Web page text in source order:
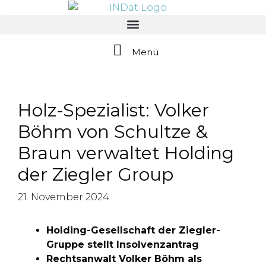
Menü
Holz-Spezialist: Volker
Böhm von Schultze &
Braun verwaltet Holding
der Ziegler Group
21. November 2024
Holding-Gesellschaft der Ziegler-
Gruppe stellt Insolvenzantrag
Rechtsanwalt Volker Böhm als